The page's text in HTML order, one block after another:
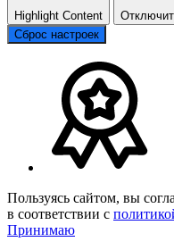
Highlight Content
Сброс настроек
Пользуясь сайтом, вы
в соответствии с
Принимаю